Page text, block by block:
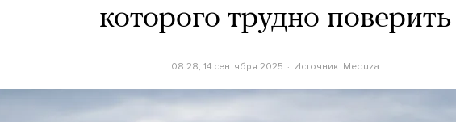
которого трудно поверить
08:28, 14 сентября 2025 Источник: Meduza